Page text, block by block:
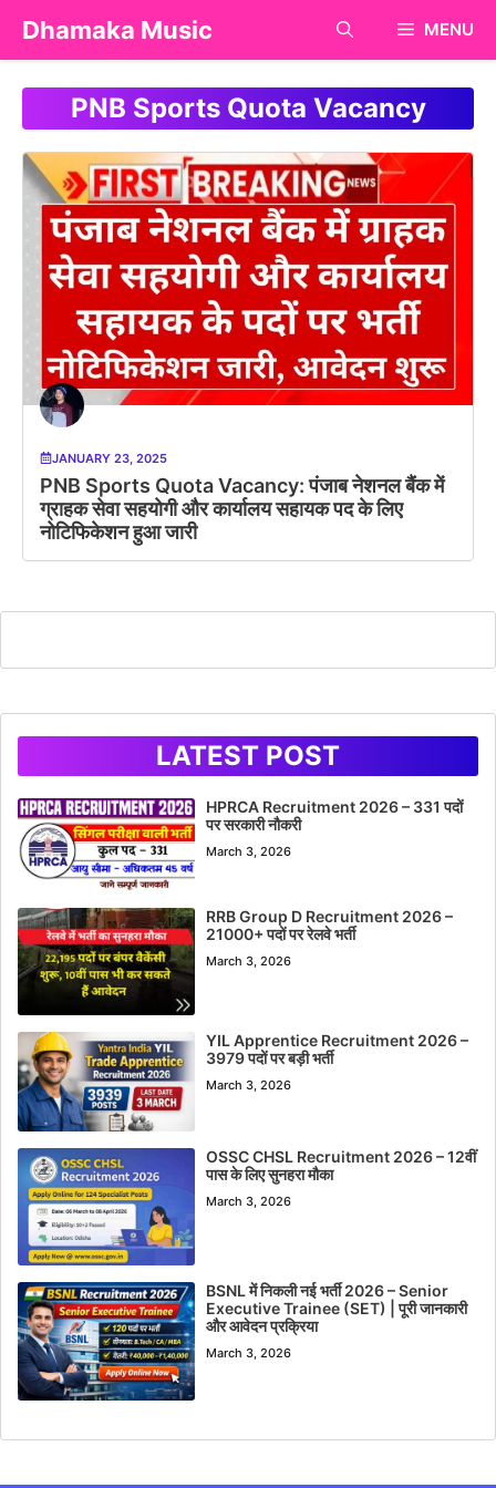
Skip
content
Dhamaka Music MENU
PNB Sports Quota Vacancy
JANUARY 23, 2025
PNB Sports Quota Vacancy: पंजाब नेशनल बैंक में
ग्राहक सेवा सहयोगी और कार्यालय सहायक पद के लिए
नोटिफिकेशन हुआ जारी
LATEST POST
HPRCA Recruitment 2026 – 331 पदों
पर सरकारी नौकरी
March 3, 2026
RRB Group D Recruitment 2026 –
21000+ पदों पर रेलवे भर्ती
March 3, 2026
YIL Apprentice Recruitment 2026 –
3979 पदों पर बड़ी भर्ती
March 3, 2026
OSSC CHSL Recruitment 2026 – 12वीं
पास के लिए सुनहरा मौका
March 3, 2026
BSNL में निकली नई भर्ती 2026 – Senior
Executive Trainee (SET) | पूरी जानकारी
और आवेदन प्रक्रिया
March 3, 2026